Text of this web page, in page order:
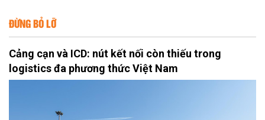
ĐỪNG BỎ LỠ
Cảng cạn và ICD: nút kết nối còn thiếu trong
logistics đa phương thức Việt Nam